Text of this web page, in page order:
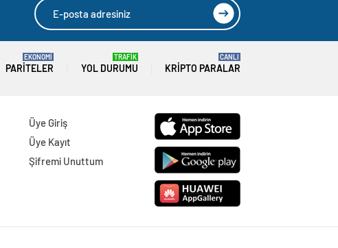
PARITELER
EKONOMİ
YOL DURUMU
TRAFİK
KRIPTO PARALAR
CANLI
Üye Giriş
Üye Kayıt
Şifremi Unuttum